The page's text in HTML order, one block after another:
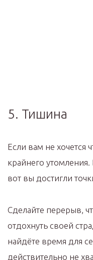
5. Тишина
Если вам не хочется
крайнего
вот вы достигли
Сделайте перерыв,
отдохнуть своей
найдёте время для
действительно не